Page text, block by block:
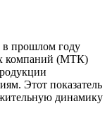
прошлом году
компаний (МТК)
Этот показатель
динамику